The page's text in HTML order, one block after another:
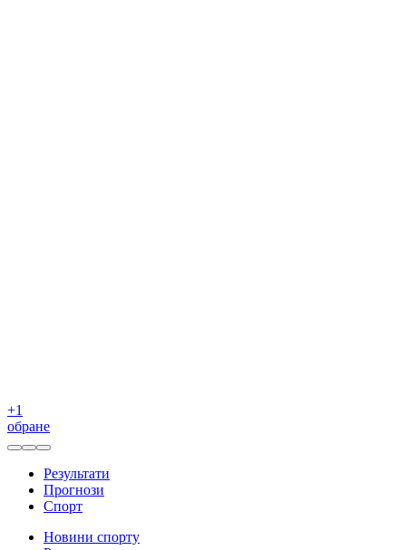
+1
обране
Результати
Прогнози
Спорт
Новини спорту